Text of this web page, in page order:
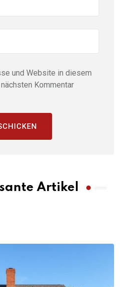
und Website in diesem
Kommentar
Artikel